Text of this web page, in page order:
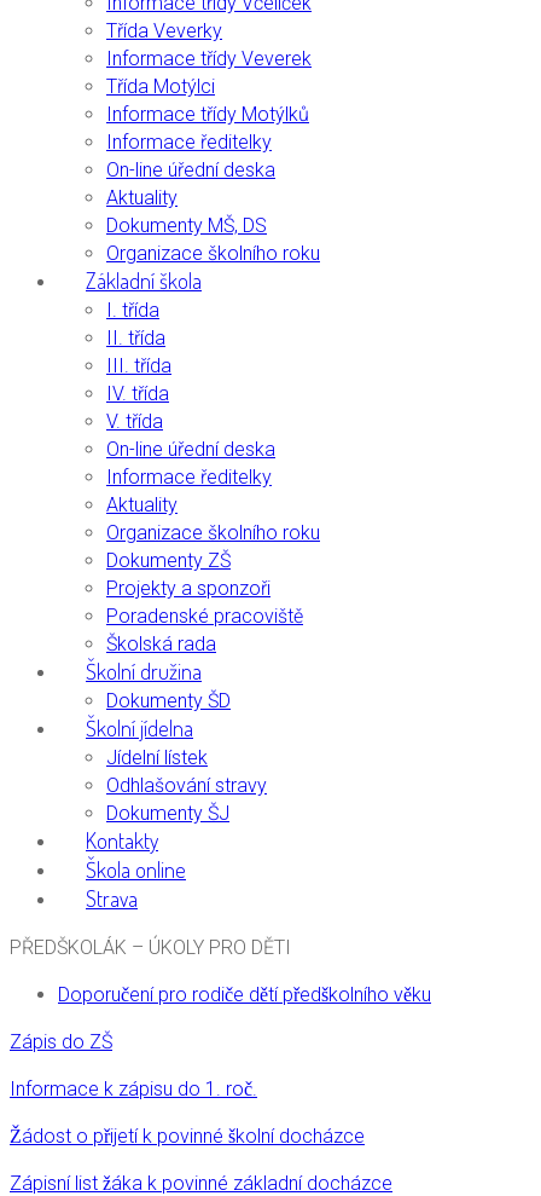
Třída Veverky
Informace třídy Veverek
Třída Motýlci
Informace třídy Motýlků
Informace ředitelky
On-line úřední deska
Aktuality
Dokumenty MŠ, DS
Organizace školního roku
Základní škola
I. třída
II. třída
III. třída
IV. třída
V. třída
On-line úřední deska
Informace ředitelky
Aktuality
Organizace školního roku
Dokumenty ZŠ
Projekty a sponzoři
Poradenské pracoviště
Školská rada
Školní družina
Dokumenty ŠD
Školní jídelna
Jídelní lístek
Odhlašování stravy
Dokumenty ŠJ
Kontakty
Škola online
Strava
PŘEDŠKOLÁK – ÚKOLY PRO DĚTI
Doporučení pro rodiče dětí předškolního věku
Zápis do ZŠ
Informace k zápisu do 1. roč.
Žádost o přijetí k povinné školní docházce
Zápisní list žáka k povinné základní docházce